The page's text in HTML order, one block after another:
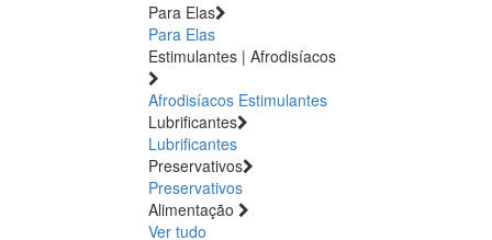
Para Elas
Para Elas
Estimulantes | Afrodisíacos
Afrodisíacos Estimulantes
Lubrificantes
Lubrificantes
Preservativos
Preservativos
Alimentação
Ver tudo